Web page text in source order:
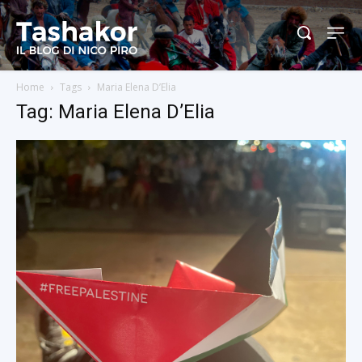
Home Tags Maria Elena D’Elia
Tag: Maria Elena D’Elia